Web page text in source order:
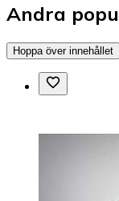
Andra
Hoppa över innehållet